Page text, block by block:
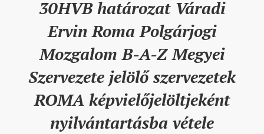
30HVB határozat Váradi
Ervin Roma Polgárjogi
Mozgalom B-A-Z Megyei
Szervezete jelölő szervezetek
ROMA képvielőjelöltjeként
nyilvántartásba vétele